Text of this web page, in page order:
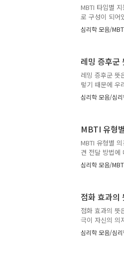
MBTI 타입별
로 구성이 되어
니다. 그렇기
종 우리는 이러
업 평가 점수에
유형은? IQ가
INTP 11명,
심리학 모음/
레밍 증후군
레밍 증후군 뜻
렇기 때문에 우
에 생겼다고 하
에서 배척을 당
증후뜻과 유래
하는 것을 레밍
반도에 사는 들
나 떼를 지어 이..
심리학 모음/심
MBTI 유형
MBTI 유형별
견 전달 방법에
ESTP, ISFP,
1부를 참고해
하는 타입이지
다. ISTJ의 장
는 너무 솔직한
심리학 모음/
점화 효과의
점화 효과의 뜻
극이 자신의 의
인데요. 이번
활용방법에 대
심리학 모음/심